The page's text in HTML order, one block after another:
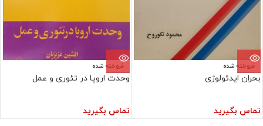
فروخته شده
بحران ایدئولوژی
تماس بگیرید
فروخته شده
وحدت اروپا در تئوری و عمل
تماس بگیرید